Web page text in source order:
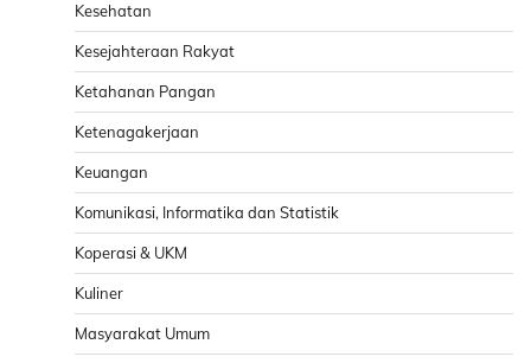
Kesehatan
Kesejahteraan Rakyat
Ketahanan Pangan
Ketenagakerjaan
Keuangan
Komunikasi, Informatika dan Statistik
Koperasi & UKM
Kuliner
Masyarakat Umum